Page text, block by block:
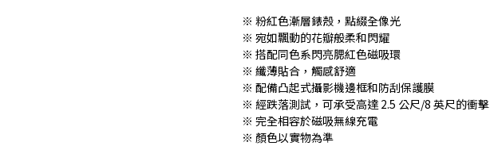
※ 粉紅色漸層錶殼，點綴全像光
※ 宛如飄動的花瓣般柔和閃耀
※ 搭配同色系閃亮腮紅色磁吸環
※ 纖薄貼合，觸感舒適
※ 配備凸起式攝影機邊框和防刮保護膜
※ 經跌落測試，可承受高達 2.5 公尺/8 英尺的衝擊
※ 完全相容於磁吸無線充電
※ 顏色以實物為準